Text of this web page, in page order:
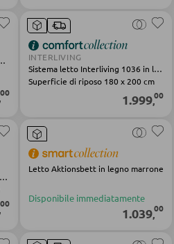
portachiavi
pelle sintetica bianca
00
INTERLIVING
Sistema letto Interliving 1036 in legno beige
Superficie di riposo 180 x 200 cm
1.999,00
Letto imbottito Interliving 1422 in tessuto bianco
00
Letto Aktionsbett in legno marrone
Disponibile immediatamente
1.039,00